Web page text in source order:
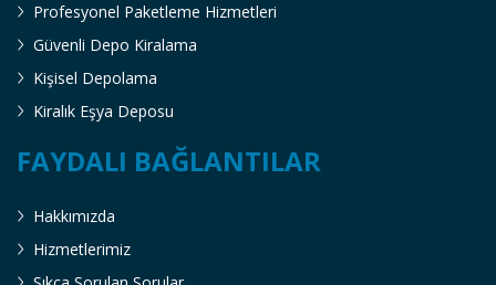
Profesyonel Paketleme Hizmetleri
Güvenli Depo Kiralama
Kişisel Depolama
Kiralık Eşya Deposu
FAYDALI BAĞLANTILAR
Hakkımızda
Hizmetlerimiz